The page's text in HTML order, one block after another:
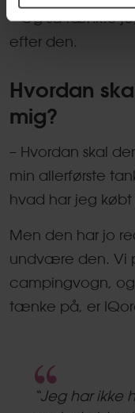
– Og så tænkte
efter den.
Hvordan
mig?
– Hvordan skal
min allerførste
hvad har jeg
Men den har jo
undvære den. Vi
campingvogn,
tænke på, er
“Jeg har ikke